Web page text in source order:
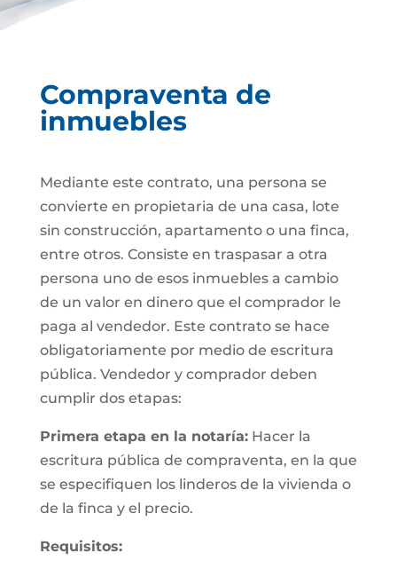
Compraventa de
inmuebles
Mediante este contrato, una persona se
convierte en propietaria de una casa, lote
sin construcción, apartamento o una finca,
entre otros. Consiste en traspasar a otra
persona uno de esos inmuebles a cambio
de un valor en dinero que el comprador le
paga al vendedor. Este contrato se hace
obligatoriamente por medio de escritura
pública. Vendedor y comprador deben
cumplir dos etapas:
Primera etapa en la notaría:Hacer la
escritura pública de compraventa, en la que
se especifiquen los linderos de la vivienda o
de la finca y el precio.
Requisitos: